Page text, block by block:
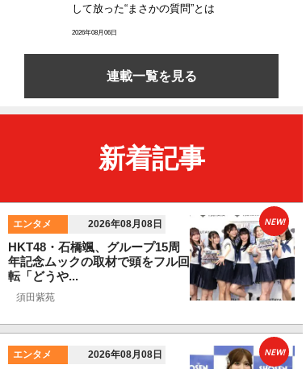
して放った“まさかの質問”とは
2026年08月06日
連載一覧を見る
新着記事
エンタメ 2026年08月08日
HKT48・石橋颯、グループ15周
年記念ムックの取材で頭をフル回
転「どうや...
須田紫苑
NEW!
エンタメ 2026年08月08日 NEW!